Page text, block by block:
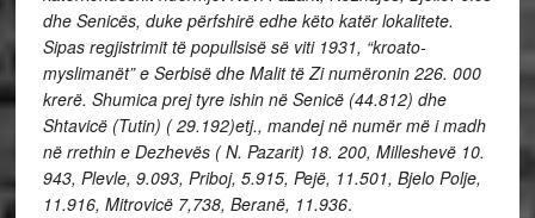
dhe Senicës, duke përfshirë edhe këto katër lokalitete.
Sipas regjistrimit të popullsisë së viti 1931, “kroato-
myslimanët” e Serbisë dhe Malit të Zi numëronin 226. 000
krerë. Shumica prej tyre ishin në Senicë (44.812) dhe
Shtavicë (Tutin) ( 29.192)etj., mandej në numër më i madh
në rrethin e Dezhevës( N. Pazarit) 18. 200, Milleshevë 10.
943, Plevle, 9.093, Priboj, 5.915, Pejë, 11.501, Bjelo Polje,
11.916, Mitrovicë7,738, Beranë, 11.936.